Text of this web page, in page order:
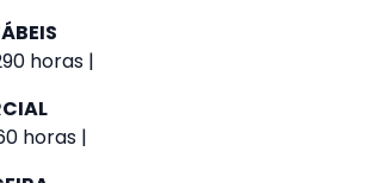
horas |
horas |